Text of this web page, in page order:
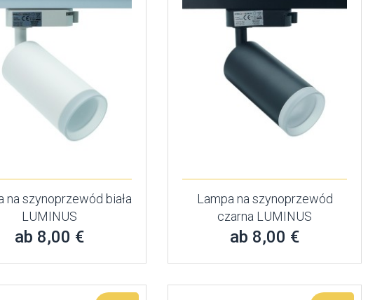
na szynoprzewód biała
LUMINUS
ab 8,00 €
Lampa na szynoprzewód
czarna LUMINUS
ab 8,00 €